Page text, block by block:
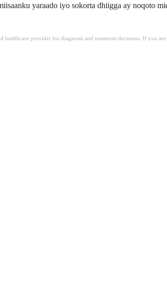
yaraado iyo sokorta dhiigga ay noqoto
provider for diagnosis and treatment decisions. If you